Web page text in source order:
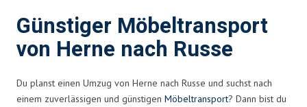
Günstiger Möbeltransport
von Herne nach Russe
Du planst einen Umzug von Herne nach Russe und suchst nach
einem zuverlässigen und günstigen Möbeltransport? Dann bist du